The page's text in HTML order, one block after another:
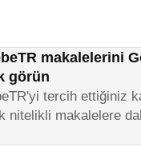
makalelerini
görün
tercih ettiğiniz
nitelikli makalelere